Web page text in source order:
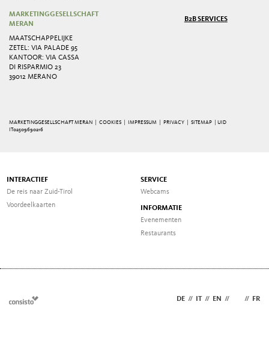
MARKETINGGESELLSCHAFT
MERAN
MAATSCHAPPELIJKE
ZETEL: VIA PALADE 95
KANTOOR: VIA CASSA
DI RISPARMIO 23
39012 MERANO
B2B SERVICES
MARKETINGGESELLSCHAFT MERAN | COOKIES IMPRESSUM |PRIVACY |SITEMAP
| UID
IT02509690216
INTERACTIEF
De reis naar Zuid-Tirol
Voordeelkaarten
SERVICE
Webcams
INFORMATIE
Evenementen
Restaurants
DE // IT // EN // // FR